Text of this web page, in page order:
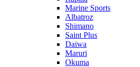
Marine Sports
Albatroz
Shimano
Saint Plus
Daiwa
Maruri
Okuma